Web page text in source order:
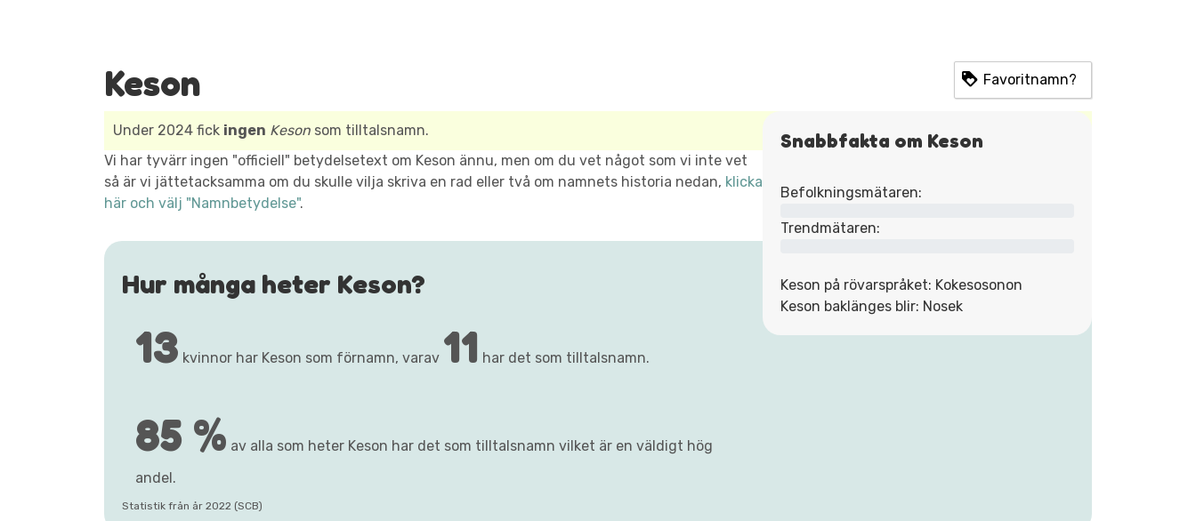
Keson Favoritnamn?
Snabbfakta om Keson
Befolkningsmätaren:
Trendmätaren:
Keson på rövarspråket: Kokesosonon
Keson baklänges blir: Nosek
Under 2024 fick ingen Keson som tilltalsnamn.
Vi har tyvärr ingen "officiell" betydelsetext om Keson ännu, men om du vet något som vi inte vet
så är vi jättetacksamma om du skulle vilja skriva en rad eller två om namnets historia nedan, klicka
här och välj "Namnbetydelse".
Hur många heter Keson?
13 kvinnor har Keson som förnamn, varav 11 har det som tilltalsnamn.
85 % av alla som heter Keson har det som tilltalsnamn vilket är en väldigt hög
andel.
Statistik från år 2022 (SCB)